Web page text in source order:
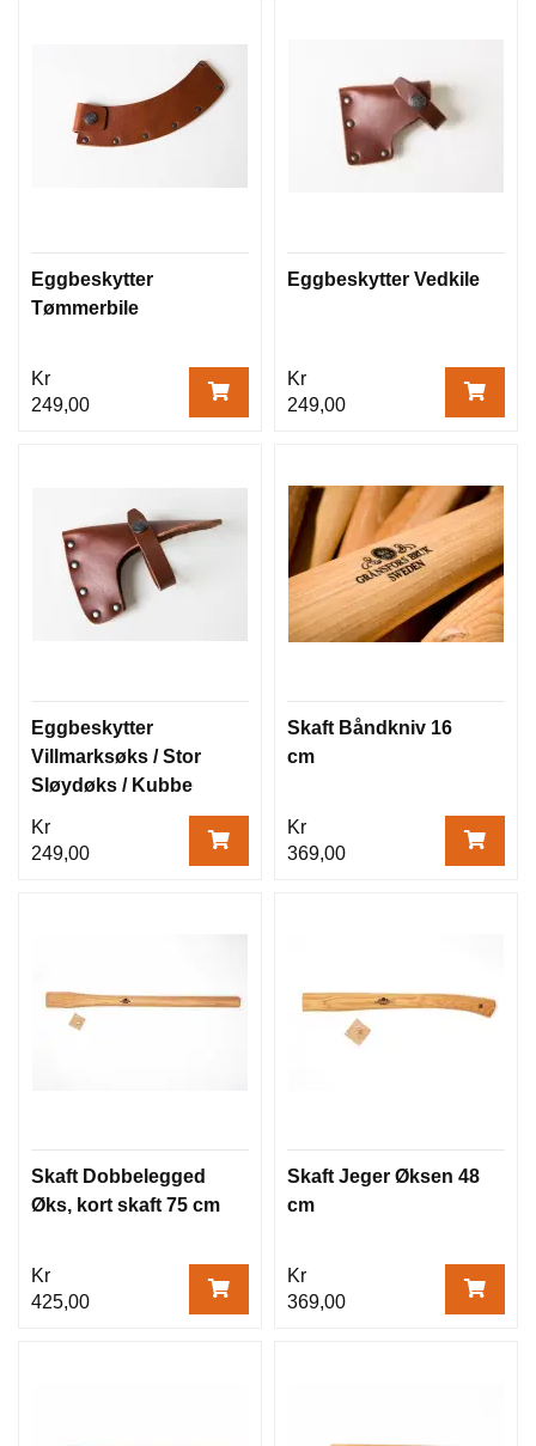
Eggbeskytter
Tømmerbile
Kr
249,00
Eggbeskytter Vedkile
Kr
249,00
Eggbeskytter
Villmarksøks / Stor
Sløydøks / Kubbe
Kr
249,00
Skaft Båndkniv 16
cm
Kr
369,00
Skaft Dobbelegged
Øks, kort skaft 75 cm
Kr
425,00
Skaft Jeger Øksen 48
cm
Kr
369,00